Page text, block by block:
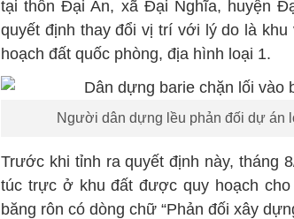
tại thôn Đại An, xã Đại Nghĩa, huyện
quyết định thay đổi vị trí với lý do là
hoạch đất quốc phòng, địa hình loại 1.
Người dân dựng lều phản đối dự án
Trước khi tỉnh ra quyết định này, tháng
túc trực ở khu đất được quy hoạch
băng rôn có dòng chữ “Phản đối xây